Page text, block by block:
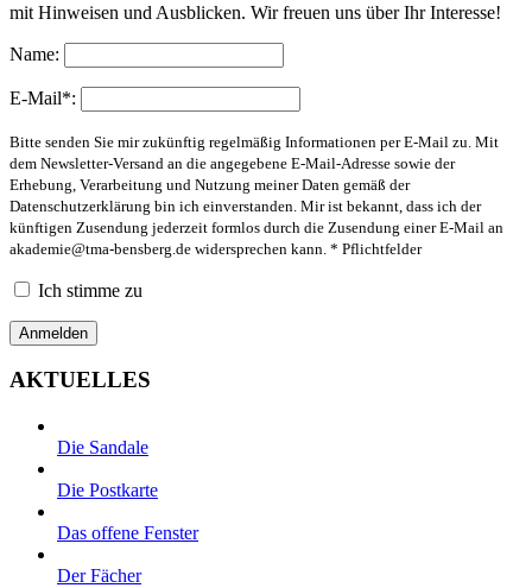
mit Hinweisen und Ausblicken. Wir freuen uns über Ihr Interesse!
Name:
E-Mail*:
Bitte senden Sie mir zukünftig regelmäßig Informationen per E-Mail zu. Mit
dem Newsletter-Versand an die angegebene E-Mail-Adresse sowie der
Erhebung, Verarbeitung und Nutzung meiner Daten gemäß der
Datenschutzerklärung bin ich einverstanden. Mir ist bekannt, dass ich der
künftigen Zusendung jederzeit formlos durch die Zusendung einer E-Mail an
akademie@tma-bensberg.de widersprechen kann. * Pflichtfelder
Ich stimme zu
AKTUELLES
Die Sandale
Die Postkarte
Das offene Fenster
Der Fächer